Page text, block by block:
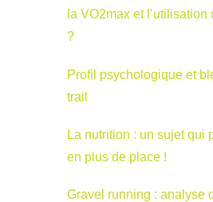
la VO2max et
?
Profil psychologique et
trail
La nutrition : un sujet qui
en plus de place !
Gravel running : analyse